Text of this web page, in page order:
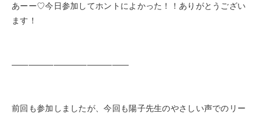
あーー♡今日参加してホントによかった！！ありがとうござい
ます！
——————————————
前回も参加しましたが、今回も陽子先生のやさしい声でのリー